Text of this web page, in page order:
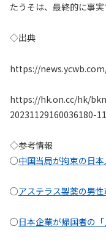
たうそは、最終的に事
◇出典
https://
https://hk.on.cc/hk/
20231129160036180-
◇参考情報
○中国当局が拘束の日
○アステラス製薬の男
○日本企業が帰国者の